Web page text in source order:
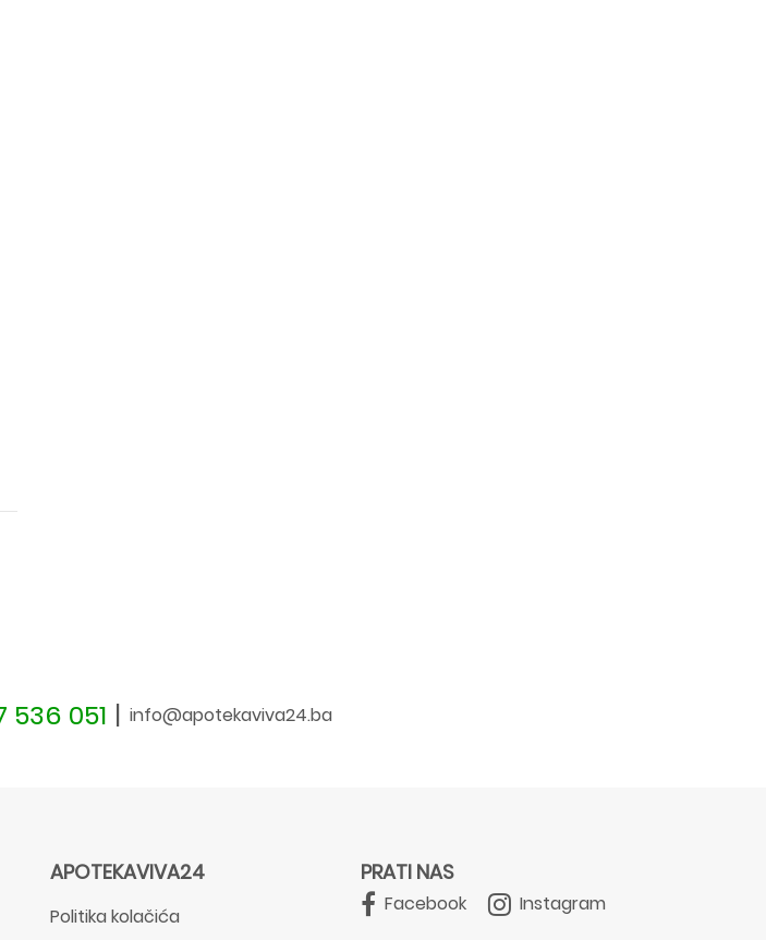
536 051 | info@apotekaviva24.ba
APOTEKAVIVA24
Politika kolačića
PRATI NAS
Facebook Instagram